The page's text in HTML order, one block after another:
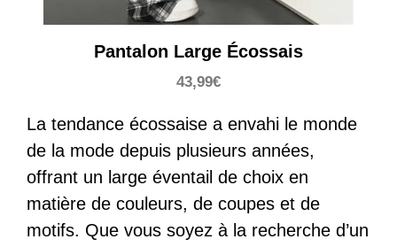
Pantalon Large Écossais
43,99€
La tendance écossaise a envahi le monde
de la mode depuis plusieurs années,
offrant un large éventail de choix en
matière de couleurs, de coupes et de
motifs. Que vous soyez à la recherche d’un